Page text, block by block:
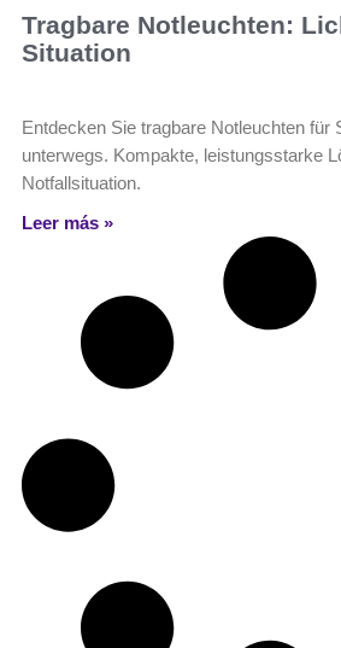
Tragbare Notleuchten:
Situation
Entdecken Sie tragbare Notleuchten für
unterwegs. Kompakte, leistungsstarke
Notfallsituation.
Leer más »